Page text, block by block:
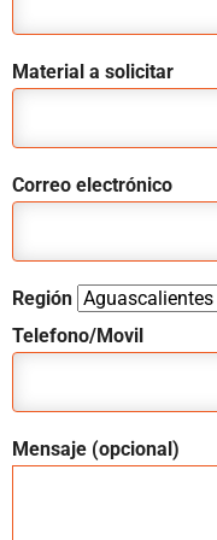
Material a solicitar
Correo electrónico
Región
Telefono/Movil
Mensaje (opcional)